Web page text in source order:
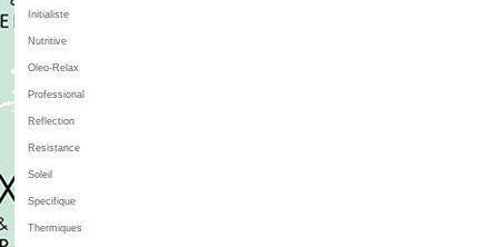
Initialiste
Nutritive
Oleo-Relax
Professional
Reflection
Resistance
Soleil
Specifique
Thermiques